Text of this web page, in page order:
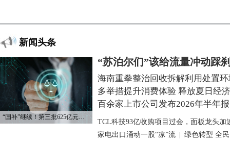
新闻头条
“国补”继续！第三批625亿元资金已下达
“苏泊尔们”该给流量冲动踩
海南重拳整治回收拆解利用处置
多举措提升消费体验 释放夏日经
百余家上市公司发布2026年半年报
TCL科技93亿收购项目过会，面板龙头加
家电出口涌动一股“凉”流
绿色转型 全